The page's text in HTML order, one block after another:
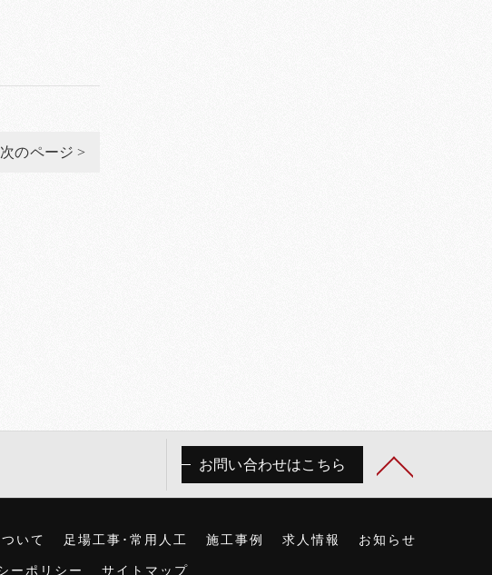
次のページ >
お問い合わせはこちら
いて 足場工事･常用人工 施工事例 求人情報 お知らせ
ーポリシー サイトマップ